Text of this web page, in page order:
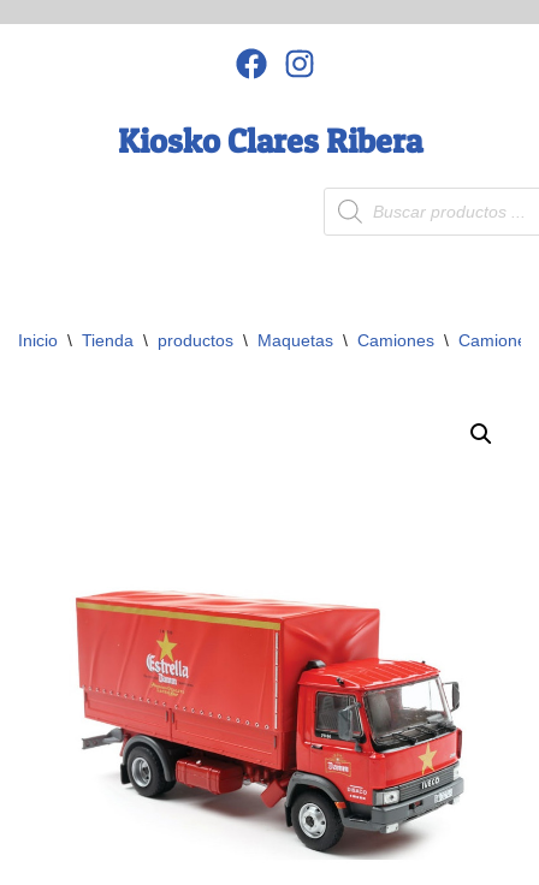
Kiosko Clares Ribera
Inicio \ Tienda \ productos \ Maquetas \ Camiones \